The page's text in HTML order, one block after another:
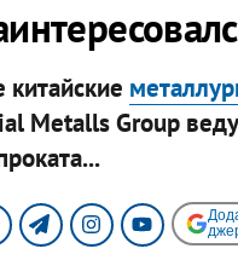
Metalls Group